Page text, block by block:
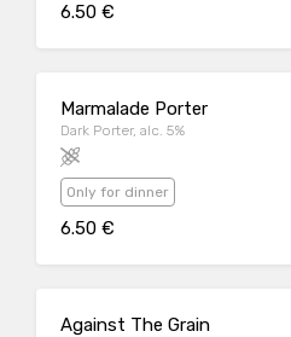
6.50 €
Marmalade Porter
Dark Porter, alc. 5%
Only for dinner
6.50 €
Against The Grain